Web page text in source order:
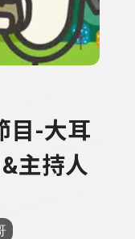
目-大耳
主持人